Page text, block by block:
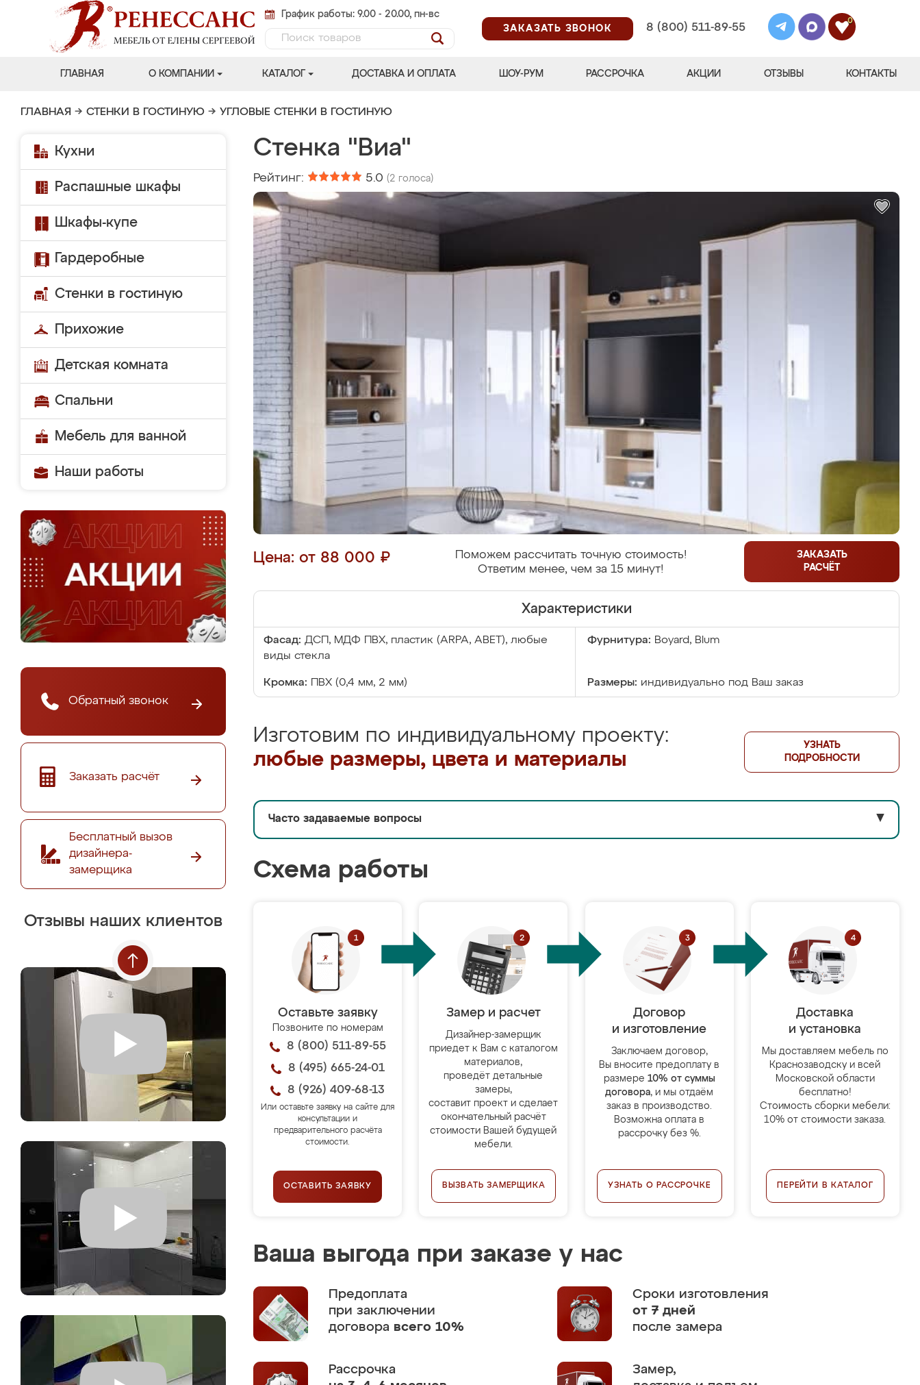
График работы: 9.00 - 20.00, пн-вс
ЗАКАЗАТЬ ЗВОНОК
8 (800) 511-89-55
0
ГЛАВНАЯ О КОМПАНИИ КАТАЛОГ ДОСТАВКА И ОПЛАТА ШОУ-РУМ РАССРОЧКА АКЦИИ ОТЗЫВЫ КОНТАКТЫ
ГЛАВНАЯ → СТЕНКИ В ГОСТИНУЮ → УГЛОВЫЕ СТЕНКИ В ГОСТИНУЮ
Кухни
Распашные шкафы
Шкафы-купе
Гардеробные
Стенки в гостиную
Прихожие
Детская комната
Спальни
Мебель для ванной
Наши работы
Обратный звонок
Заказать расчёт
Бесплатный вызов
дизайнера-
замерщика
Отзывы наших клиентов
Стенка "Виа"
Рейтинг: 5.0 (2 голоса)
Цена: от 88 000 ₽
Поможем рассчитать точную стоимость!
Ответим менее, чем за 15 минут!
ЗАКАЗАТЬ
РАСЧЁТ
Характеристики
Фасад: ДСП, МДФ ПВХ, пластик (ARPA, ABET), любые
виды стекла
Фурнитура: Boyard, Blum
Кромка: ПВХ (0,4 мм, 2 мм) Размеры: индивидуально под Ваш заказ
Изготовим по индивидуальному проекту:
любые размеры, цвета и материалы
УЗНАТЬ
ПОДРОБНОСТИ
Часто задаваемые вопросы ▼
Схема работы
Оставьте заявку
Позвоните по номерам
8 (800) 511-89-55
8 (495) 665-24-01
8 (926) 409-68-13
Или оставьте заявку на сайте для
консультации и
предварительного расчёта
стоимости.
ОСТАВИТЬ ЗАЯВКУ
Замер и расчет
Дизайнер-замерщик
приедет к Вам с каталогом
материалов,
проведёт детальные
замеры,
составит проект и сделает
окончательный расчёт
стоимости Вашей будущей
мебели.
ВЫЗВАТЬ ЗАМЕРЩИКА
Договор
и изготовление
Заключаем договор,
Вы вносите предоплату в
размере 10% от суммы
договора, и мы отдаём
заказ в производство.
Возможна оплата в
рассрочку без %.
УЗНАТЬ О РАССРОЧКЕ
Доставка
и установка
Мы доставляем мебель по
Краснозаводску и всей
Московской области
бесплатно!
Стоимость сборки мебели:
10% от стоимости заказа.
ПЕРЕЙТИ В КАТАЛОГ
Ваша выгода при заказе у нас
Предоплата
при заключении
договора всего 10%
Сроки изготовления
от 7 дней
после замера
Рассрочка
Замер,